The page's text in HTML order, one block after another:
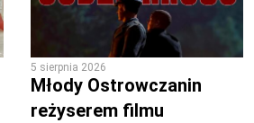
5 sierpnia 2026
Młody Ostrowczanin
reżyserem filmu